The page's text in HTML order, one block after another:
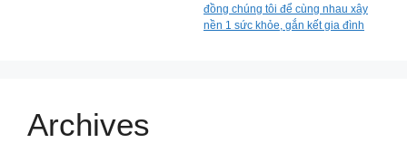
đồng chúng tôi để cùng nhau xây
nền 1 sức khỏe, gắn kết gia đình
Archives